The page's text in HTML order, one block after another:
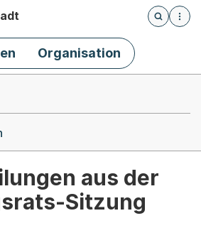
Öffnet
Organisation
aus der
Sitzung